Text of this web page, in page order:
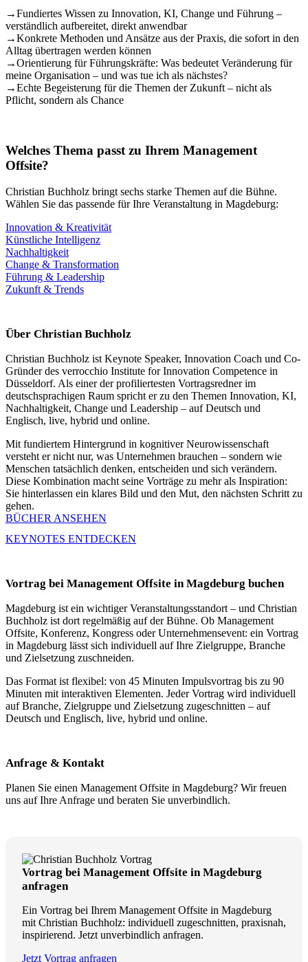
→Fundiertes Wissen zu Innovation, KI, Change und Führung –
verständlich aufbereitet, direkt anwendbar
→Konkrete Methoden und Ansätze aus der Praxis, die sofort in den
Alltag übertragen werden können
→Orientierung für Führungskräfte: Was bedeutet Veränderung für
meine Organisation – und was tue ich als nächstes?
→Echte Begeisterung für die Themen der Zukunft – nicht als
Pflicht, sondern als Chance
Welches Thema passt zu Ihrem Management
Offsite?
Christian Buchholz bringt sechs starke Themen auf die Bühne.
Wählen Sie das passende für Ihre Veranstaltung in Magdeburg:
Innovation & Kreativität
Künstliche Intelligenz
Nachhaltigkeit
Change & Transformation
Führung & Leadership
Zukunft & Trends
Über Christian Buchholz
Christian Buchholz ist Keynote Speaker, Innovation Coach und Co-
Gründer des verrocchio Institute for Innovation Competence in
Düsseldorf. Als einer der profiliertesten Vortragsredner im
deutschsprachigen Raum spricht er zu den Themen Innovation, KI,
Nachhaltigkeit, Change und Leadership – auf Deutsch und
Englisch, live, hybrid und online.
Mit fundiertem Hintergrund in kognitiver Neurowissenschaft
versteht er nicht nur, was Unternehmen brauchen – sondern wie
Menschen tatsächlich denken, entscheiden und sich verändern.
Diese Kombination macht seine Vorträge zu mehr als Inspiration:
Sie hinterlassen ein klares Bild und den Mut, den nächsten Schritt zu
gehen.
BÜCHER ANSEHEN
KEYNOTES ENTDECKEN
Vortrag bei Management Offsite in Magdeburg buchen
Magdeburg ist ein wichtiger Veranstaltungsstandort – und Christian
Buchholz ist dort regelmäßig auf der Bühne. Ob Management
Offsite, Konferenz, Kongress oder Unternehmensevent: ein Vortrag
in Magdeburg lässt sich individuell auf Ihre Zielgruppe, Branche
und Zielsetzung zuschneiden.
Das Format ist flexibel: von 45 Minuten Impulsvortrag bis zu 90
Minuten mit interaktiven Elementen. Jeder Vortrag wird individuell
auf Branche, Zielgruppe und Zielsetzung zugeschnitten – auf
Deutsch und Englisch, live, hybrid und online.
Anfrage & Kontakt
Planen Sie einen Management Offsite in Magdeburg? Wir freuen
uns auf Ihre Anfrage und beraten Sie unverbindlich.
Vortrag bei Management Offsite in Magdeburg
anfragen
Ein Vortrag bei Ihrem Management Offsite in Magdeburg
mit Christian Buchholz: individuell zugeschnitten, praxisnah,
inspirierend. Jetzt unverbindlich anfragen.
Jetzt Vortrag anfragen